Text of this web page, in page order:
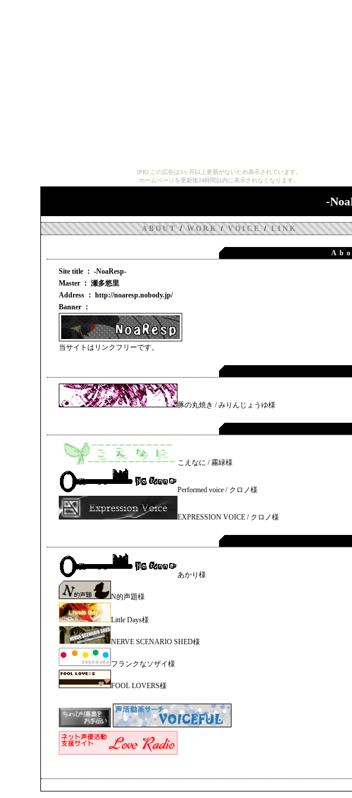
[PR] この広告は3ヶ月以上更新がないため表示されています。
ホームページを更新後24時間以内に表示されなくなります。
-
ABOUT/WORK/VOICE/LINK
Site title ： -NoaResp-
Master ： 瀬多悠里
Address ： http://noaresp.nobody.jp/
Banner ：
当サイトはリンクフリーです。
豚の丸焼き / みりんじょうゆ様
こえなに / 霧緑様
Performed voice / クロノ様
EXPRESSION VOICE / クロノ様
あかり様
N的声題様
Little Days様
NERVE SCENARIO SHED様
フランクなソザイ様
FOOL LOVERS様